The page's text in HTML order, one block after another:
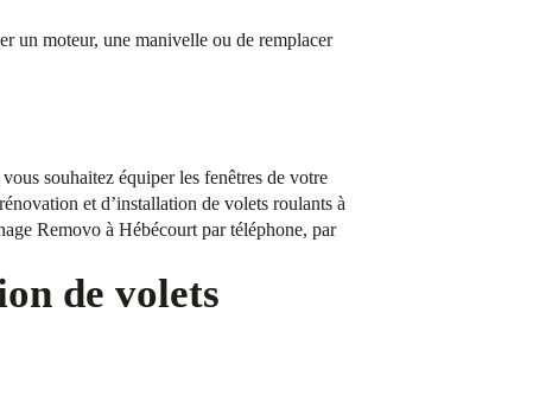
un moteur, une manivelle ou de remplacer
souhaitez équiper les fenêtres de votre
et d’installation de volets roulants à
Removo à Hébécourt par téléphone, par
de volets